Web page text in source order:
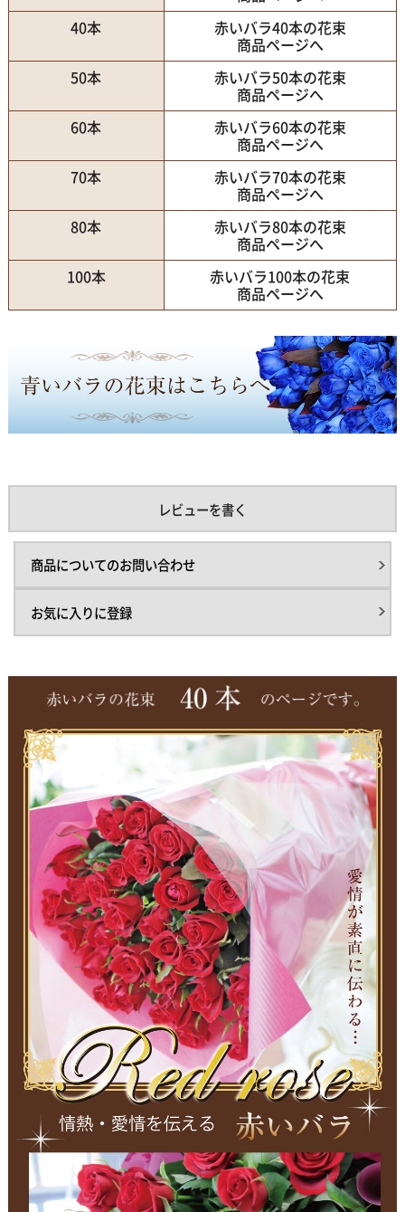
40本
赤いバラ40本の花束
商品ページへ
50本
赤いバラ50本の花束
商品ページへ
60本
赤いバラ60本の花束
商品ページへ
70本
赤いバラ70本の花束
商品ページへ
80本
赤いバラ80本の花束
商品ページへ
100本
赤いバラ100本の花束
商品ページへ
レビューを書く
商品についてのお問い合わせ
お気に入りに登録